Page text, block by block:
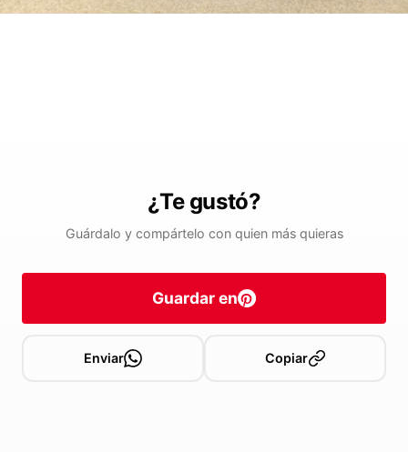
¿Te gustó?
Guárdalo y compártelo con quien más quieras
Guardar en
Enviar Copiar